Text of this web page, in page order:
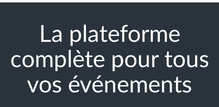
La plateforme
complète pour tous
vos événements